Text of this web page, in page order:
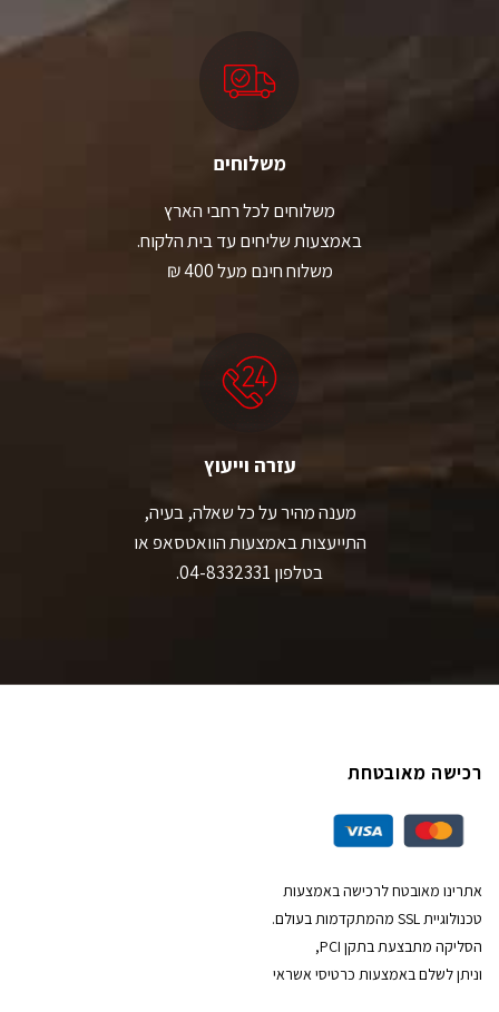
משלוחים
משלוחים לכל רחבי הארץ
באמצעות שליחים עד בית הלקוח.
משלוח חינם מעל 400 ₪
עזרה וייעוץ
מענה מהיר על כל שאלה, בעיה,
התייעצות באמצעות הוואטסאפ או
בטלפון 04-8332331.
רכישה מאובטחת
אתרינו מאובטח לרכישה באמצעות
טכנולוגיית SSL מהמתקדמות בעולם.
הסליקה מתבצעת בתקן PCI,
וניתן לשלם באמצעות כרטיסי אשראי